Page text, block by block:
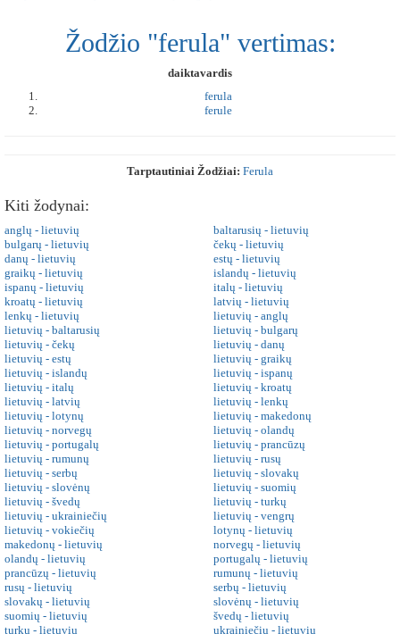
Žodžio "ferula" vertimas:
daiktavardis
ferula
ferule
Tarptautiniai Žodžiai: Ferula
Kiti žodynai:
anglų - lietuvių
baltarusių - lietuvių
bulgarų - lietuvių
čekų - lietuvių
danų - lietuvių
estų - lietuvių
graikų - lietuvių
islandų - lietuvių
ispanų - lietuvių
italų - lietuvių
kroatų - lietuvių
latvių - lietuvių
lenkų - lietuvių
lietuvių - anglų
lietuvių - baltarusių
lietuvių - bulgarų
lietuvių - čekų
lietuvių - danų
lietuvių - estų
lietuvių - graikų
lietuvių - islandų
lietuvių - ispanų
lietuvių - italų
lietuvių - kroatų
lietuvių - latvių
lietuvių - lenkų
lietuvių - lotynų
lietuvių - makedonų
lietuvių - norvegų
lietuvių - olandų
lietuvių - portugalų
lietuvių - prancūzų
lietuvių - rumunų
lietuvių - rusų
lietuvių - serbų
lietuvių - slovakų
lietuvių - slovėnų
lietuvių - suomių
lietuvių - švedų
lietuvių - turkų
lietuvių - ukrainiečių
lietuvių - vengrų
lietuvių - vokiečių
lotynų - lietuvių
makedonų - lietuvių
norvegų - lietuvių
olandų - lietuvių
portugalų - lietuvių
prancūzų - lietuvių
rumunų - lietuvių
rusų - lietuvių
serbų - lietuvių
slovakų - lietuvių
slovėnų - lietuvių
suomių - lietuvių
švedų - lietuvių
turkų - lietuvių
ukrainiečių - lietuvių